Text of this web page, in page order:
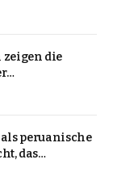
ist
die
peruanische
das